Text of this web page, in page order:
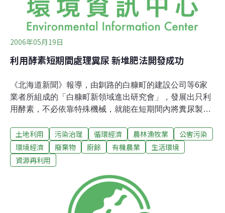
2006年05月19日
利用酵素短期間處理糞尿 新堆肥法開發成功
《北海道新聞》報導，由釧路的白糠町的建設公司等6家
業者所組成的「白糠町新領域進出研究會」，發展出只利
用酵素，不必依靠特殊機械，就能在短期間內將糞尿製成
們感到驚訝。「研究會」是由有機處理垃圾的方式得到靈
感。製作方式是，先將牛或豬的糞尿堆積，混合專門處理
廚餘之熱酵素，再用機械加以攪拌。 由於酵素的作用會促
進分解、並且產生熱，所以在攪拌過的地方就會不停的冒
出白煙；要是反覆不停攪拌的話，溫度就可上升到大約70
度左右。3週內雜菌就會全部消失，1個月後，含水率下降
至20%，臭味消失，氣味變得像被雨淋濕的落葉味道一
土地利用 污染治理 循環經濟 農林漁牧業
公害污染
環境經濟
廢棄物 廚餘 有機農業
生活環境
資源再利用